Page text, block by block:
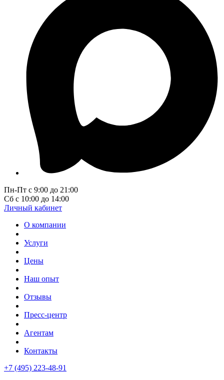
Пн-Пт с 9:00 до 21:00
Сб с 10:00 до 14:00
Личный кабинет
О компании
Услуги
Цены
Наш опыт
Отзывы
Пресс-центр
Агентам
Контакты
+7 (495) 223-48-91